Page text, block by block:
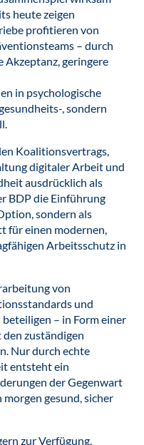
heute zeigen
profitieren von
– durch
Akzeptanz, geringere
in psychologische
, sondern
Koalitionsvertrags,
digitaler Arbeit und
ausdrücklich als
BDP die Einführung
sondern als
für einen modernen,
Arbeitsschutz in
von
und
– in Form einer
zuständigen
Nur durch echte
entsteht ein
der Gegenwart
gesund, sicher
zur Verfügung.